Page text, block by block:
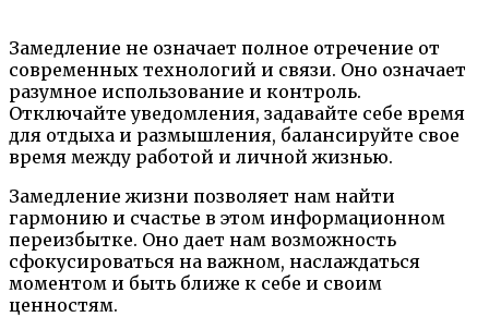
Замедление не означает полное отречение от
современных технологий и связи. Оно означает
разумное использование и контроль.
Отключайте уведомления, задавайте себе время
для отдыха и размышления, балансируйте свое
время между работой и личной жизнью.
Замедление жизни позволяет нам найти
гармонию и счастье в этом информационном
переизбытке. Оно дает нам возможность
сфокусироваться на важном, наслаждаться
моментом и быть ближе к себе и своим
ценностям.